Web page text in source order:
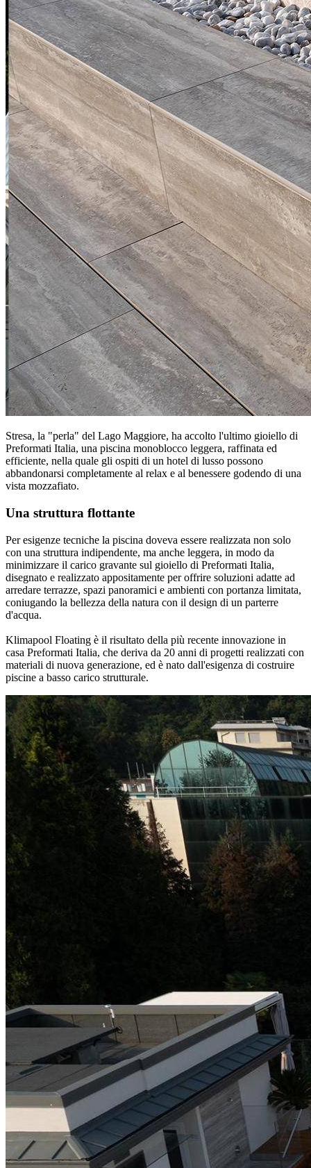
Stresa, la "perla" del Lago Maggiore, ha accolto l'ultimo gioiello di
Preformati Italia, una piscina monoblocco leggera, raffinata ed
efficiente, nella quale gli ospiti di un hotel di lusso possono
abbandonarsi completamente al relax e al benessere godendo di una
vista mozzafiato.
Una struttura flottante
Per esigenze tecniche la piscina doveva essere realizzata non solo
con una struttura indipendente, ma anche leggera, in modo da
minimizzare il carico gravante sul gioiello di Preformati Italia,
disegnato e realizzato appositamente per offrire soluzioni adatte ad
arredare terrazze, spazi panoramici e ambienti con portanza limitata,
coniugando la bellezza della natura con il design di un parterre
d'acqua.
Klimapool Floating è il risultato della più recente innovazione in
casa Preformati Italia, che deriva da 20 anni di progetti realizzati con
materiali di nuova generazione, ed è nato dall'esigenza di costruire
piscine a basso carico strutturale.